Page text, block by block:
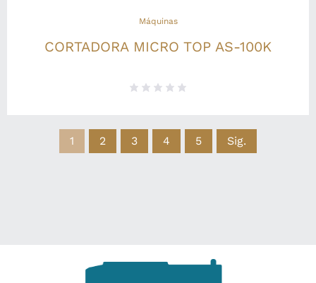
Máquinas
CORTADORA MICRO TOP AS-100K
1 2 3 4 5 Sig.